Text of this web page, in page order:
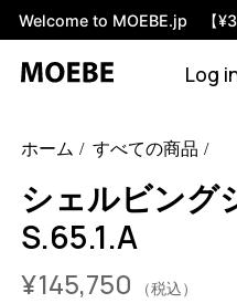
Welcome to MOEBE.jp 【
Log
system-s-65-1-
S.65.1.A.OA.BL
0
ホーム すべての商品
シェルビング
S.65.1.A
¥145,750 （税込）